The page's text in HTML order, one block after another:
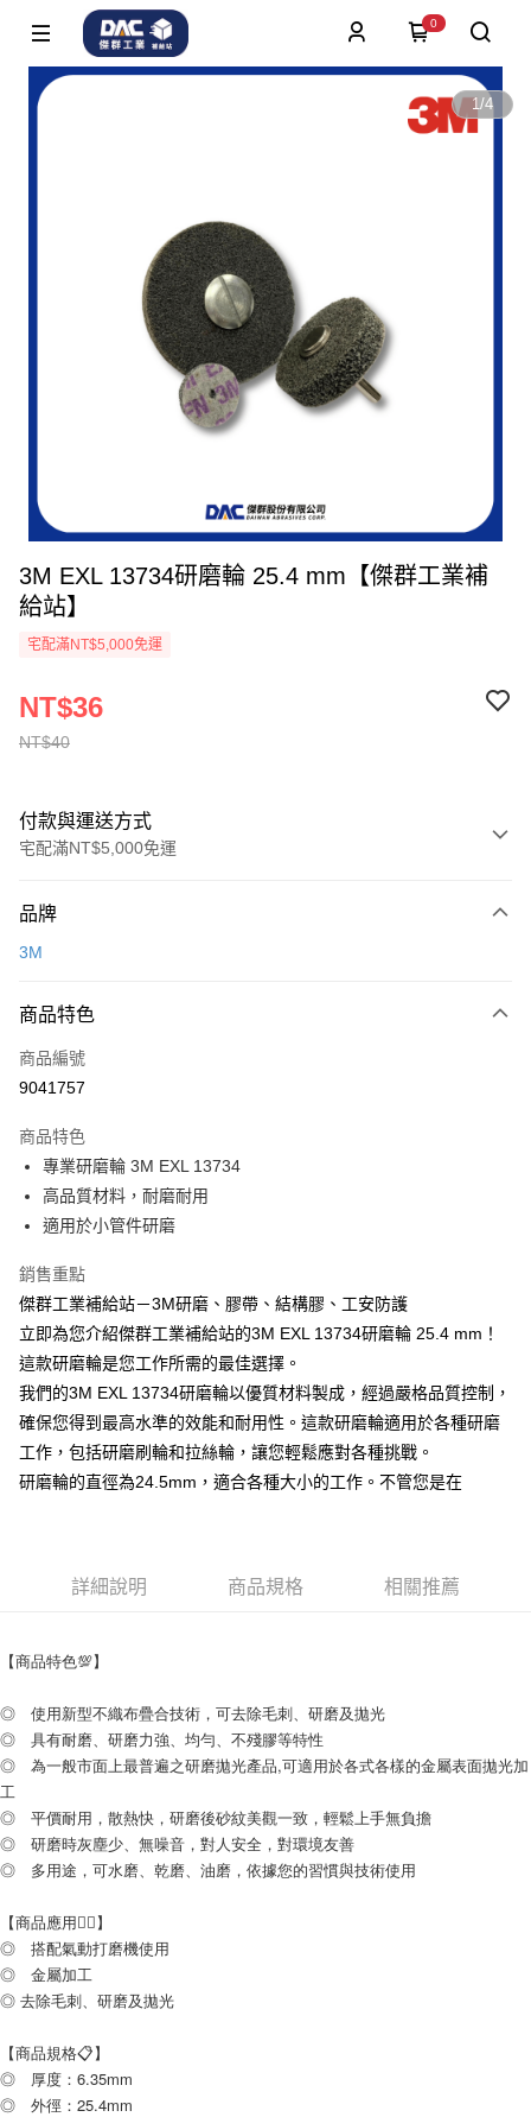
0
1/4
3M EXL 13734研磨輪 25.4 mm【傑群工業補
給站】
宅配滿NT$5,000免運
NT$40
NT$36
付款與運送方式
宅配滿NT$5,000免運
信用卡一次付款
LINE Pay
Apple Pay
運送方式
全家取貨付款
每筆NT$60
付款後全家取貨
每筆NT$60
7-11取貨付款
每筆NT$60
付款後7-11取貨
每筆NT$60
品牌
3M
商品特色
商品編號
9041757
商品特色
專業研磨輪 3M EXL 13734
高品質材料，耐磨耐用
適用於小管件研磨
銷售重點
傑群工業補給站－3M研磨、膠帶、結構膠、工安防護
立即為您介紹傑群工業補給站的3M EXL 13734研磨輪 25.4 mm！
這款研磨輪是您工作所需的最佳選擇。
我們的3M EXL 13734研磨輪以優質材料製成，經過嚴格品質控制，
確保您得到最高水準的效能和耐用性。這款研磨輪適用於各種研磨
工作，包括研磨刷輪和拉絲輪，讓您輕鬆應對各種挑戰。
研磨輪的直徑為24.5mm，適合各種大小的工作。不管您是在
詳細說明 商品規格 相關推薦
【商品特色💯】
◎ 使用新型不織布疊合技術，可去除毛刺、研磨及拋光
◎ 具有耐磨、研磨力強、均勻、不殘膠等特性
◎ 為一般市面上最普遍之研磨拋光產品,可適用於各式各樣的金屬表面拋光加
工
◎ 平價耐用，散熱快，研磨後砂紋美觀一致，輕鬆上手無負擔
◎ 研磨時灰塵少、無噪音，對人安全，對環境友善
◎ 多用途，可水磨、乾磨、油磨，依據您的習慣與技術使用
【商品應用👷‍♂】
◎ 搭配氣動打磨機使用
◎ 金屬加工
◎ 去除毛刺、研磨及拋光
【商品規格📋】
◎ 厚度：6.35mm
◎ 外徑：25.4mm